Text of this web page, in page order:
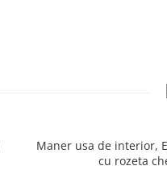
Maner usa de interior,
cu rozeta